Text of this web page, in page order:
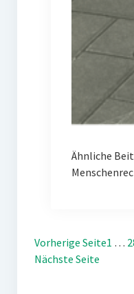
Ähnliche
Vorherige Seite1 …
Nächste Seite